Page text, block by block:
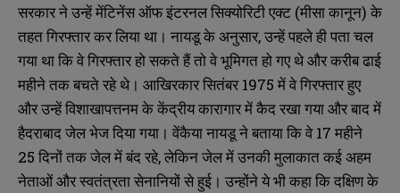
सरकार ने उन्हें मेंटिनेंस ऑफ इंटरनल सिक्योरिटी एक्ट (मीसा कानून) के
तहत गिरफ्तार कर लिया था। नायडू के अनुसार, उन्हें पहले ही पता चल
गया था कि वे गिरफ्तार हो सकते हैं तो वे भूमिगत हो गए थे और करीब ढाई
महीने तक बचते रहे थे। आखिरकार सितंबर 1975 में वे गिरफ्तार हुए
और उन्हें विशाखापत्तनम के केंद्रीय कारागार में कैद रखा गया और बाद में
हैदराबाद जेल भेज दिया गया। वेंकैया नायडू ने बताया कि वे 17 महीने
25 दिनों तक जेल में बंद रहे, लेकिन जेल में उनकी मुलाकात कई अहम
नेताओं और स्वतंत्रता सेनानियों से हुई। उन्होंने ये भी कहा कि दक्षिण के